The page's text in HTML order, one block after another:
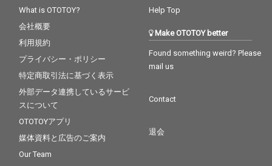
What is OTOTOY?
会社概要
利用規約
プライバシー・ポリシー
特定商取引法に基づく表示
外部データ連携しているサービ
スについて
OTOTOYアプリ
媒体資料と広告のご案内
Our Team
Help Top
Make OTOTOY better
Found something weird? Please
mail us
Contact
退会